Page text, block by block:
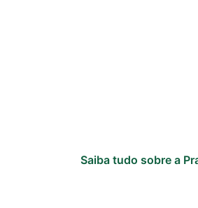
Saiba tudo sobre a